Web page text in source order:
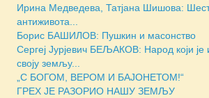
Ирина Медведева, Татјана Шишова: Шест
антиживота...
Борис БАШИЛОВ: Пушкин и масонство
Сергеј Јурјевич БЕЉАКОВ: Народ који је
своју земљу...
„С БОГОМ, ВЕРОМ И БАЈОНЕТОМ!“
ГРЕХ ЈЕ РАЗОРИО НАШУ ЗЕМЉУ